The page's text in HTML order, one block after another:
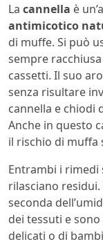
La cannella è
antimicotico
di muffe. Si può
sempre
cassetti. Il suo
senza risultare
cannella e chiodi
Anche in questo
il rischio di muffa
Entrambi i rimedi
rilasciano
seconda
dei tessuti e
delicati o di